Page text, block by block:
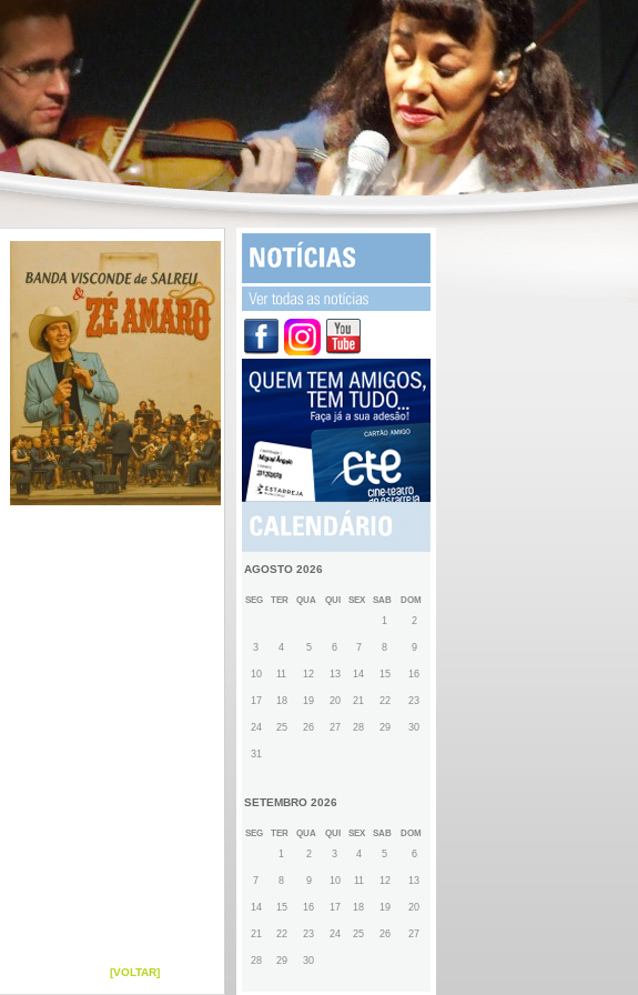
[VOLTAR]
AGOSTO 2026
SEG TER QUA QUI SEX SAB DOM
1 2
3 4 5 6 7 8 9
10 11 12 13 14 15 16
17 18 19 20 21 22 23
24 25 26 27 28 29 30
31
SETEMBRO 2026
SEG TER QUA QUI SEX SAB DOM
1 2 3 4 5 6
7 8 9 10 11 12 13
14 15 16 17 18 19 20
21 22 23 24 25 26 27
28 29 30